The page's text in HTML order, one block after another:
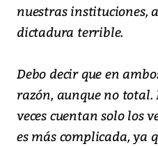
nuestras instituciones,
dictadura terrible.
Debo decir que en
razón, aunque no total.
veces cuentan solo los
es más complicada, ya